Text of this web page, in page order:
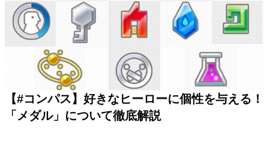
【#コンパス】好きなヒーローに個性を与える！
「メダル」について徹底解説